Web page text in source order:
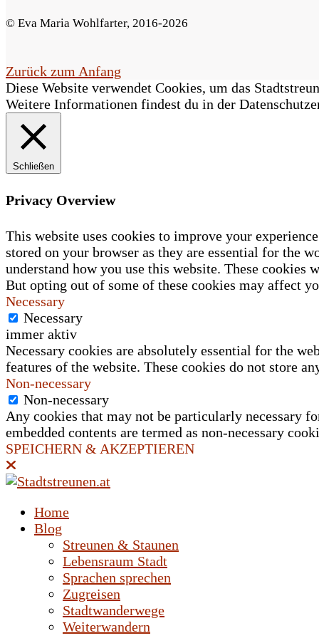
d
l
e
r
© Eva Maria Wohlfarter, 2016-2026
Zurück zum Anfang
Diese Website verwendet Cookies, um das
Weitere Informationen findest du in der
Schließen
Privacy Overview
This website uses cookies to improve your
stored on your browser as they are essential for the
understand how you use this website. These
But opting out of some of these cookies may affect
Necessary
Necessary
immer aktiv
Necessary cookies are absolutely essential for the
features of the website. These cookies do not store
Non-necessary
Non-necessary
Any cookies that may not be particularly necessary
embedded contents are termed as non-necessary
SPEICHERN & AKZEPTIEREN
Home
Blog
Streunen & Staunen
Lebensraum Stadt
Sprachen sprechen
Zugreisen
Stadtwanderwege
Weiterwandern